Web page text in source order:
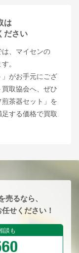
は
ださい
、マイセンの
。
がお手元にござ
取協会へ、ぜひ
茶器セット」を
する価格で買取
るなら、
せください！
談も